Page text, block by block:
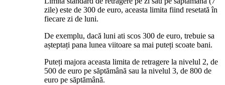
zile) este de 300 de euro, aceasta limita fiind resetată în
fiecare zi de luni.
De exemplu, dacă luni ati scos 300 de euro, trebuie sa
așteptați pana lunea viitoare sa mai puteți scoate bani.
Puteți majora aceasta limita de retragere la nivelul 2, de
500 de euro pe săptămână sau la nivelul 3, de 800 de
euro pe săptămână.